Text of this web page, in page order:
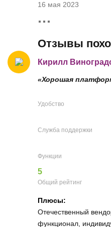
16 мая 2023
Отзывы
Кирилл
«Хорошая
Удобство
Служба поддержки
Функции
5
Общий рейтинг
Плюсы:
Отечественный
функционал,